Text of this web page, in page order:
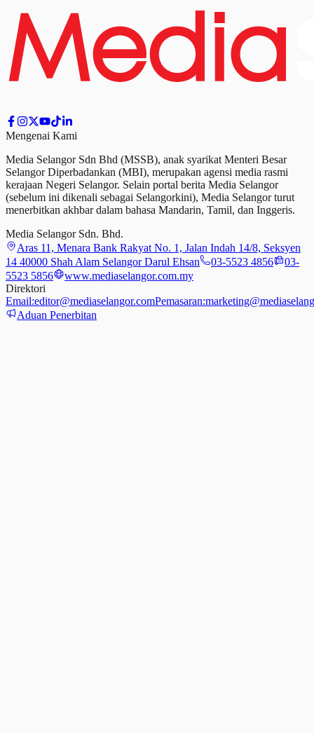
Mengenai Kami
Media Selangor Sdn Bhd (MSSB), anak syarikat Menteri Besar
Selangor Diperbadankan (MBI), merupakan agensi media rasmi
kerajaan Negeri Selangor. Selain portal berita Media Selangor
(sebelum ini dikenali sebagai Selangorkini), Media Selangor turut
menerbitkan akhbar dalam bahasa Mandarin, Tamil, dan Inggeris.
Media Selangor Sdn. Bhd.
Aras 11, Menara Bank Rakyat No. 1, Jalan Indah 14/8, Seksyen
14 40000 Shah Alam Selangor Darul Ehsan
03-5523 4856
03-
5523 5856
www.mediaselangor.com.my
Direktori
Email:editor@mediaselangor.comPemasaran:
Aduan Penerbitan